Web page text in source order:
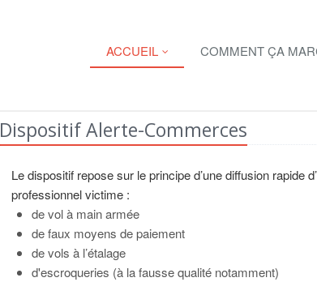
ACCUEIL COMMENT ÇA
Dispositif Alerte-Commerces
Le dispositif repose sur le principe d’une diffusion rapide
professionnel victime :
de vol à main armée
de faux moyens de paiement
de vols à l’étalage
d'escroqueries (à la fausse qualité notamment)